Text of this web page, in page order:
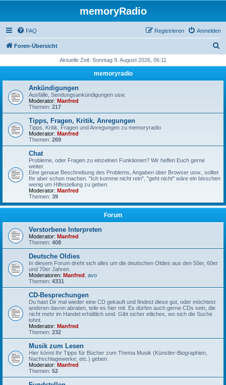
memoryRadio
FAQ Anmelden
Registrieren
Foren-Übersicht
h
Aktuelle Zeit: Sonntag 9. August 2026, 06:11
memoryradio
Ankündigungen
Ausfälle, Sendungsankündigungen usw.
Moderator: Manfred
Themen: 217
Tipps, Fragen, Kritik, Anregungen
Tipps, Kritik, Fragen und Anregungen zu memoryradio
Moderator: Manfred
Themen: 269
Chat
Probleme, oder Fragen zu einzelnen Funktionen? Wir helfen Euch gerne
weiter.
Eine genaue Beschreibung des Problems, Angaben über Browser usw., solltet
Ihr aber schon machen. "Ich komme nicht rein", "geht nicht" wäre ein bisschen
wenig um Hilfestellung zu geben.
Moderator: Manfred
Themen: 39
Forum
Verstorbene Interpreten
Moderator: Manfred
Themen: 408
Deutsche Oldies
In diesem Forum dreht sich alles um die deutschen Oldies aus den 50er, 60er
und 70er Jahren.
Moderatoren: Manfred avo
Themen: 4331
CD-Besprechungen
Du hast Dir mal wieder eine CD gekauft und findest diese gut, oder möchtest
anderen davon abraten, teile es hier mit. Es dürfen auch gerne CDs sein, die
nicht mehr im Handel erhältlich sind. Gibt sicher etliches, wo sich die Suche
lohnt.
Moderator: Manfred
Themen: 232
Musik zum Lesen
Hier könnt Ihr Tipps für Bücher zum Thema Musik (Künstler-Biographien,
Nachschlagewerke, etc.) geben.
Moderator: Manfred
Themen: 52